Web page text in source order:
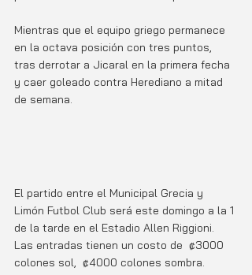
Mientras que el equipo griego permanece
en la octava posición con tres puntos,
tras derrotar a Jicaral en la primera fecha
y caer goleado contra Herediano a mitad
de semana.
El partido entre el Municipal Grecia y
Limón Futbol Club será este domingo a la 1
de la tarde en el Estadio Allen Riggioni.
Las entradas tienen un costo de  ₡3000
colones sol,  ₡4000 colones sombra.